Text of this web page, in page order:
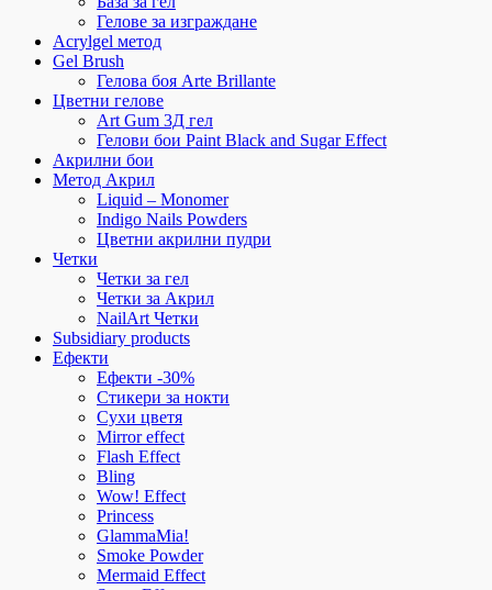
Гелове за изграждане
Acrylgel метод
Gel Brush
Гелова боя Arte Brillante
Цветни гелове
Art Gum 3Д гел
Гелови бои Paint Black and Sugar Effect
Акрилни бои
Метод Акрил
Liquid – Monomer
Indigo Nails Powders
Цветни акрилни пудри
Четки
Четки за гел
Четки за Акрил
NailArt Четки
Subsidiary products
Ефекти
Ефекти -30%
Стикери за нокти
Сухи цветя
Mirror effect
Flash Effect
Bling
Wow! Effect
Princess
GlammaMia!
Smoke Powder
Mermaid Effect